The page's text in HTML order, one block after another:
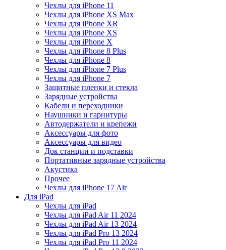
Чехлы для iPhone 11
Чехлы для iPhone XS Max
Чехлы для iPhone XR
Чехлы для iPhone XS
Чехлы для iPhone X
Чехлы для iPhone 8 Plus
Чехлы для iPhone 8
Чехлы для iPhone 7 Plus
Чехлы для iPhone 7
Защитные пленки и стекла
Зарядные устройства
Кабели и переходники
Наушники и гарнитуры
Автодержатели и крепежи
Аксессуары для фото
Аксессуары для видео
Док станции и подставки
Портативные зарядные устройства
Акустика
Прочее
Чехлы для iPhone 17 Air
Для iPad
Чехлы для iPad
Чехлы для iPad Air 11 2024
Чехлы для iPad Air 13 2024
Чехлы для iPad Pro 13 2024
Чехлы для iPad Pro 11 2024